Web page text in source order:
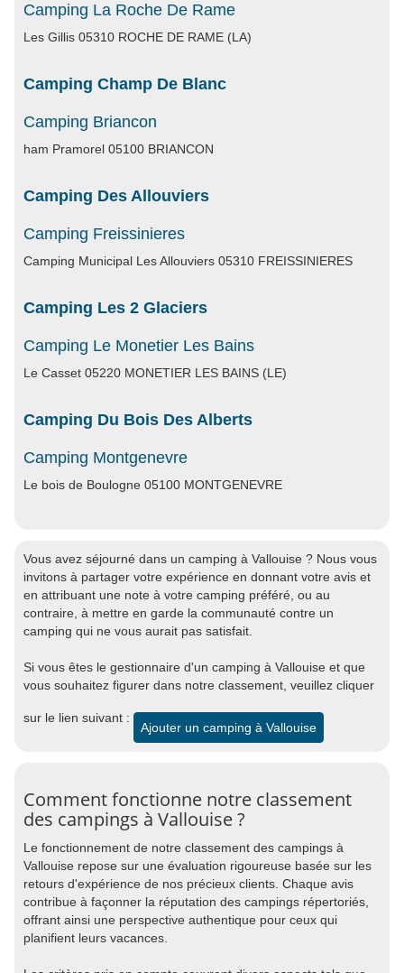
Camping La Roche De Rame
Les Gillis 05310 ROCHE DE RAME (LA)
Camping Champ De Blanc
Camping Briancon
ham Pramorel 05100 BRIANCON
Camping Des Allouviers
Camping Freissinieres
Camping Municipal Les Allouviers 05310 FREISSINIERES
Camping Les 2 Glaciers
Camping Le Monetier Les Bains
Le Casset 05220 MONETIER LES BAINS (LE)
Camping Du Bois Des Alberts
Camping Montgenevre
Le bois de Boulogne 05100 MONTGENEVRE
Vous avez séjourné dans un camping à Vallouise ? Nous vous
invitons à partager votre expérience en donnant votre avis et
en attribuant une note à votre camping préféré, ou au
contraire, à mettre en garde la communauté contre un
camping qui ne vous aurait pas satisfait.
Si vous êtes le gestionnaire d'un camping à Vallouise et que
vous souhaitez figurer dans notre classement, veuillez cliquer
sur le lien suivant :
Ajouter un camping à Vallouise
Comment fonctionne notre classement
des campings à Vallouise ?
Le fonctionnement de notre classement des campings à
Vallouise repose sur une évaluation rigoureuse basée sur les
retours d'expérience de nos précieux clients. Chaque avis
contribue à façonner la réputation des campings répertoriés,
offrant ainsi une perspective authentique pour ceux qui
planifient leurs vacances.